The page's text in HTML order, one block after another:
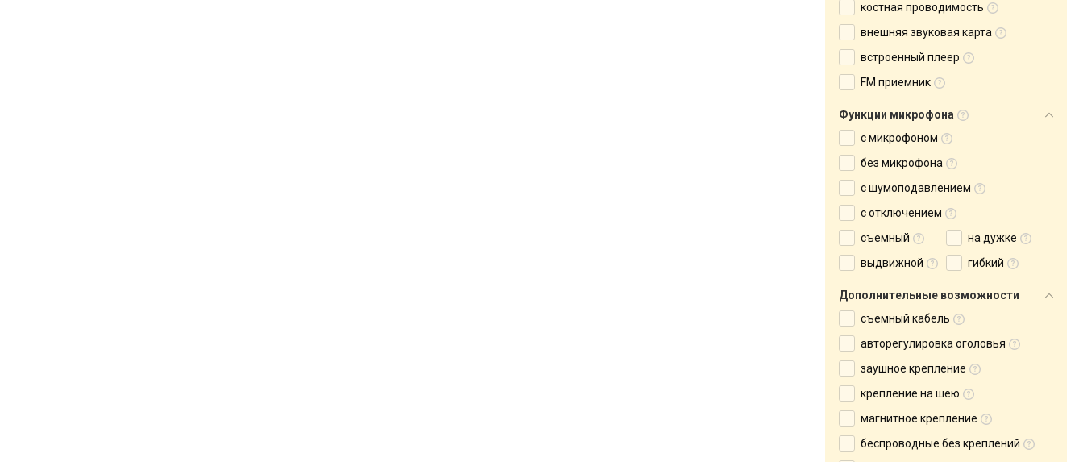
костная проводимость
внешняя звуковая карта
встроенный плеер
FM приемник
Функции микрофона
с микрофоном
без микрофона
с шумоподавлением
с отключением
съемный
на дужке
выдвижной
гибкий
Дополнительные возможности
съемный кабель
авторегулировка оголовья
заушное крепление
крепление на шею
магнитное крепление
беспроводные без креплений